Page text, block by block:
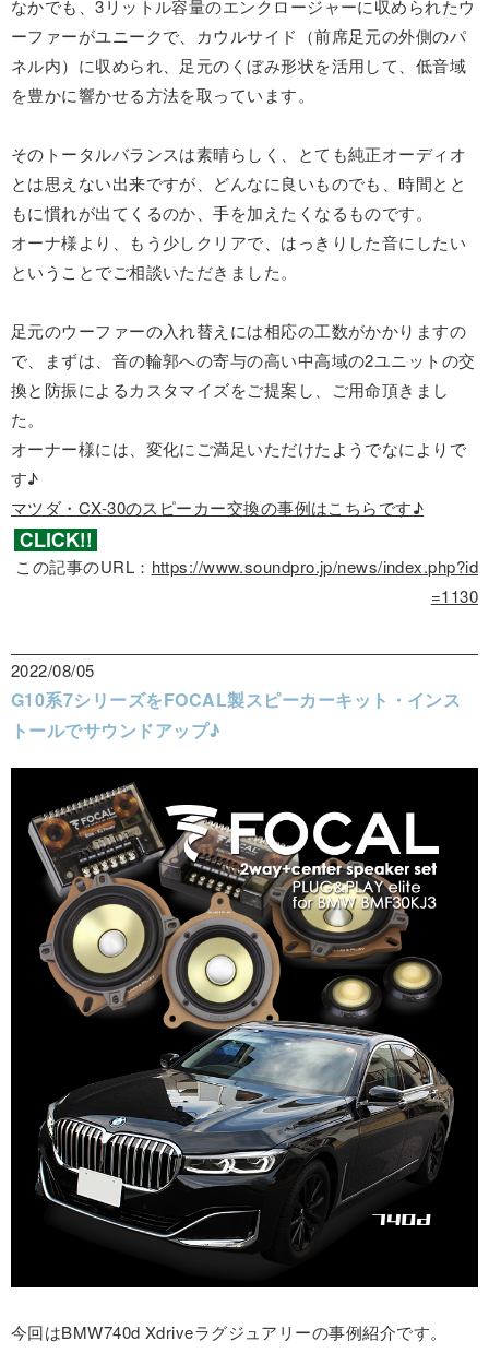
なかでも、3リットル容量のエンクロージャーに収められたウ
ーファーがユニークで、カウルサイド（前席足元の外側のパ
ネル内）に収められ、足元のくぼみ形状を活用して、低音域
を豊かに響かせる方法を取っています。
そのトータルバランスは素晴らしく、とても純正オーディオ
とは思えない出来ですが、どんなに良いものでも、時間とと
もに慣れが出てくるのか、手を加えたくなるものです。
オーナ様より、もう少しクリアで、はっきりした音にしたい
ということでご相談いただきました。
足元のウーファーの入れ替えには相応の工数がかかりますの
で、まずは、音の輪郭への寄与の高い中高域の2ユニットの交
換と防振によるカスタマイズをご提案し、ご用命頂きまし
た。
オーナー様には、変化にご満足いただけたようでなによりで
す♪
マツダ・CX-30のスピーカー交換の事例はこちらです♪
この記事のURL： https://www.soundpro.jp/news/index.php?id
=1130
2022/08/05
G10系7シリーズをFOCAL製スピーカーキット・インス
トールでサウンドアップ♪
今回はBMW740d Xdriveラグジュアリーの事例紹介です。